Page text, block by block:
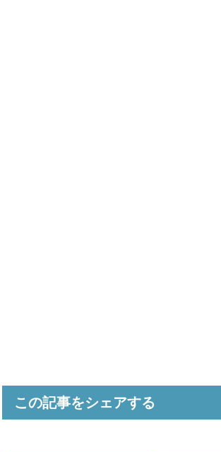
この記事をシェアする